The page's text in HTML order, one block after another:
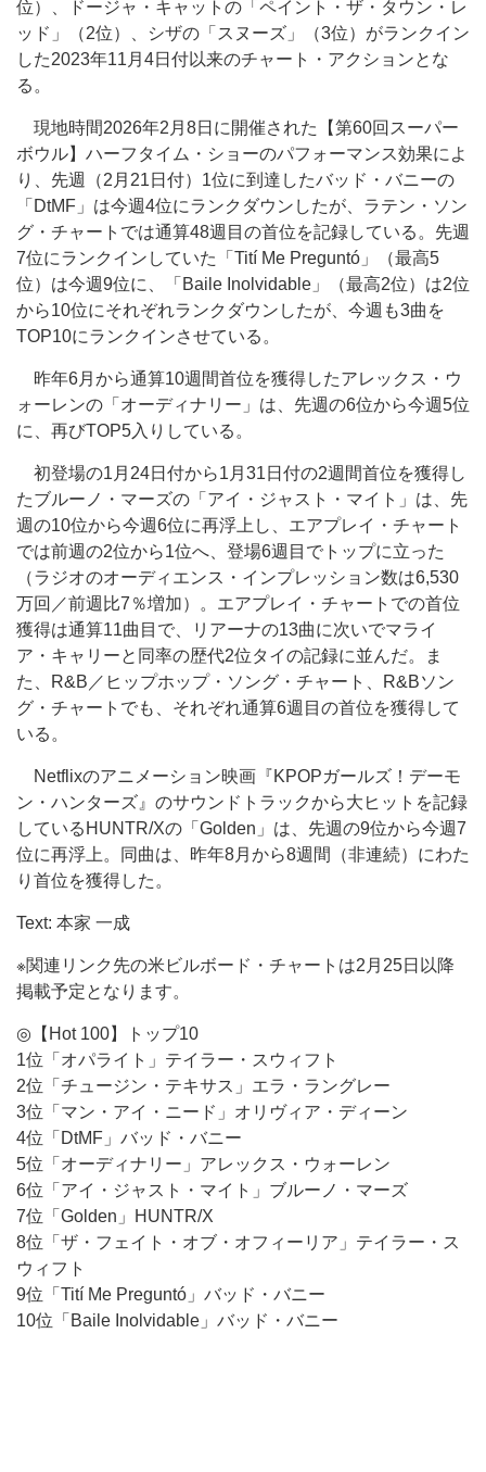
位）、ドージャ・キャットの「ペイント・ザ・タウン・レ
ッド」（2位）、シザの「スヌーズ」（3位）がランクイン
した2023年11月4日付以来のチャート・アクションとな
る。
現地時間2026年2月8日に開催された【第60回スーパー
ボウル】ハーフタイム・ショーのパフォーマンス効果によ
り、先週（2月21日付）1位に到達したバッド・バニーの
「DtMF」は今週4位にランクダウンしたが、ラテン・ソン
グ・チャートでは通算48週目の首位を記録している。先週
7位にランクインしていた「Tití Me Preguntó」（最高5
位）は今週9位に、「Baile Inolvidable」（最高2位）は2位
から10位にそれぞれランクダウンしたが、今週も3曲を
TOP10にランクインさせている。
昨年6月から通算10週間首位を獲得したアレックス・ウ
ォーレンの「オーディナリー」は、先週の6位から今週5位
に、再びTOP5入りしている。
初登場の1月24日付から1月31日付の2週間首位を獲得し
たブルーノ・マーズの「アイ・ジャスト・マイト」は、先
週の10位から今週6位に再浮上し、エアプレイ・チャート
では前週の2位から1位へ、登場6週目でトップに立った
（ラジオのオーディエンス・インプレッション数は6,530
万回／前週比7％増加）。エアプレイ・チャートでの首位
獲得は通算11曲目で、リアーナの13曲に次いでマライ
ア・キャリーと同率の歴代2位タイの記録に並んだ。ま
た、R&B／ヒップホップ・ソング・チャート、R&Bソン
グ・チャートでも、それぞれ通算6週目の首位を獲得して
いる。
Netflixのアニメーション映画『KPOPガールズ！デーモ
ン・ハンターズ』のサウンドトラックから大ヒットを記録
しているHUNTR/Xの「Golden」は、先週の9位から今週7
位に再浮上。同曲は、昨年8月から8週間（非連続）にわた
り首位を獲得した。
Text: 本家 一成
※関連リンク先の米ビルボード・チャートは2月25日以降
掲載予定となります。
◎【Hot 100】トップ10
1位「オパライト」テイラー・スウィフト
2位「チュージン・テキサス」エラ・ラングレー
3位「マン・アイ・ニード」オリヴィア・ディーン
4位「DtMF」バッド・バニー
5位「オーディナリー」アレックス・ウォーレン
6位「アイ・ジャスト・マイト」ブルーノ・マーズ
7位「Golden」HUNTR/X
8位「ザ・フェイト・オブ・オフィーリア」テイラー・ス
ウィフト
9位「Tití Me Preguntó」バッド・バニー
10位「Baile Inolvidable」バッド・バニー